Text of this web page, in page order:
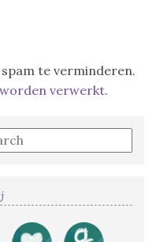
te verminderen.
verwerkt.